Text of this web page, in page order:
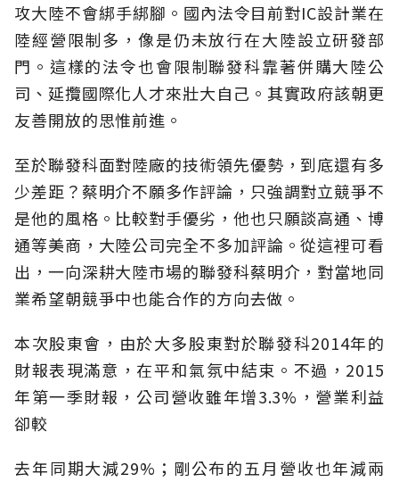
攻大陸不會綁手綁腳。國內法令目前對IC設計業在
陸經營限制多，像是仍未放行在大陸設立研發部
門。這樣的法令也會限制聯發科靠著併購大陸公
司、延攬國際化人才來壯大自己。其實政府該朝更
友善開放的思惟前進。
至於聯發科面對陸廠的技術領先優勢，到底還有多
少差距？蔡明介不願多作評論，只強調對立競爭不
是他的風格。比較對手優劣，他也只願談高通、博
通等美商，大陸公司完全不多加評論。從這裡可看
出，一向深耕大陸市場的聯發科蔡明介，對當地同
業希望朝競爭中也能合作的方向去做。
本次股東會，由於大多股東對於聯發科2014年的
財報表現滿意，在平和氣氛中結束。不過，2015
年第一季財報，公司營收雖年增3.3%，營業利益
卻較
去年同期大減29%；剛公布的五月營收也年減兩